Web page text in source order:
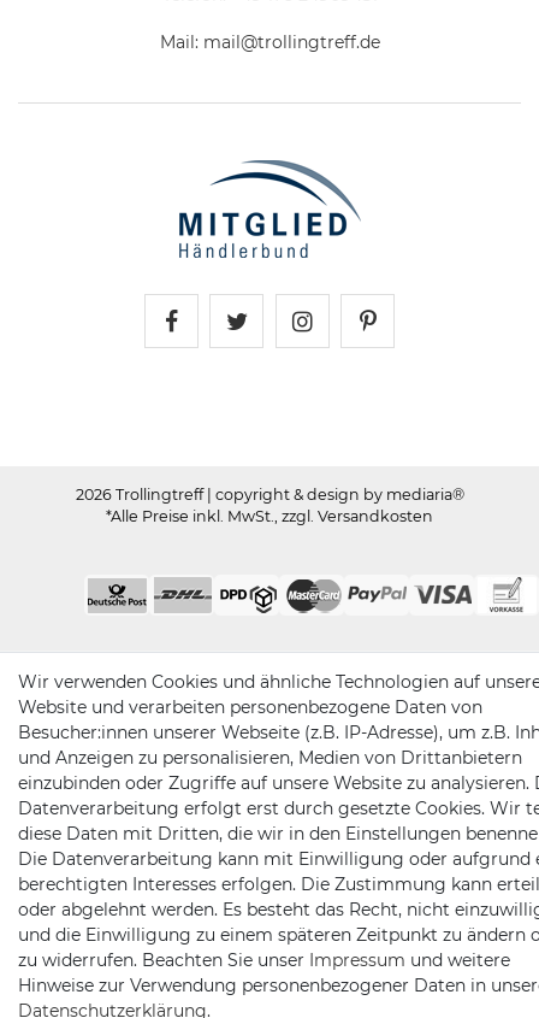
Mail: mail@trollingtreff.de
2026 Trollingtreff | copyright & design by mediaria®
*Alle Preise inkl. MwSt., zzgl. Versandkosten
Wir verwenden Cookies und ähnliche Technologien auf
Website und verarbeiten personenbezogene Daten von
Besucher:innen unserer Webseite (z.B. IP-Adresse), um z.B.
und Anzeigen zu personalisieren, Medien von Drittanbietern
einzubinden oder Zugriffe auf unsere Website zu analysieren.
Datenverarbeitung erfolgt erst durch gesetzte Cookies. Wir
diese Daten mit Dritten, die wir in den Einstellungen
Die Datenverarbeitung kann mit Einwilligung oder aufgrund
berechtigten Interesses erfolgen. Die Zustimmung kann
oder abgelehnt werden. Es besteht das Recht, nicht
und die Einwilligung zu einem späteren Zeitpunkt zu ändern
zu widerrufen. Beachten Sie unser Impressum und weitere
Hinweise zur Verwendung personenbezogener Daten in
Daten­schutz­erklärung.